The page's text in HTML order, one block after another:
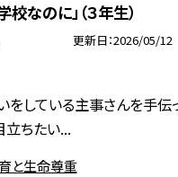
なのに」（３年生）
更新日 2026/05/12
している主事さんを手伝
立ちたい...
と生命尊重